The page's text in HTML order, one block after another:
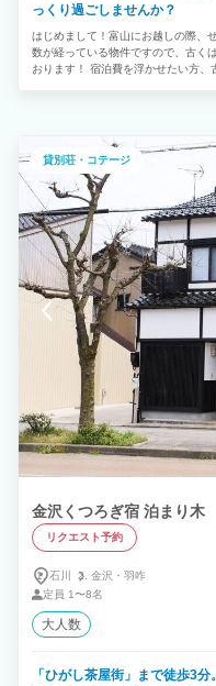
っくり過ごしませんか？
はじめまして！富山にお越しの際、
数が経っている物件ですので、古く
おります！ 宿泊費を浮かせたい方、
貸別荘・コテージ
金沢くつろぎ宿 泊まり木
リクエスト予約
石川 金沢・ 羽咋
定員 1〜8名
大人数
「ひがし茶屋街」まで徒歩3